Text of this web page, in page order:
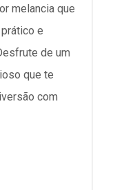
melancia que
e
de um
que te
com